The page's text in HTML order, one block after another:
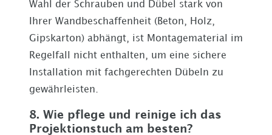
Wahl der Schrauben und Dübel stark von
Ihrer Wandbeschaffenheit (Beton, Holz,
Gipskarton) abhängt, ist Montagematerial im
Regelfall nicht enthalten, um eine sichere
Installation mit fachgerechten Dübeln zu
gewährleisten.
8. Wie pflege und reinige ich das
Projektionstuch am besten?